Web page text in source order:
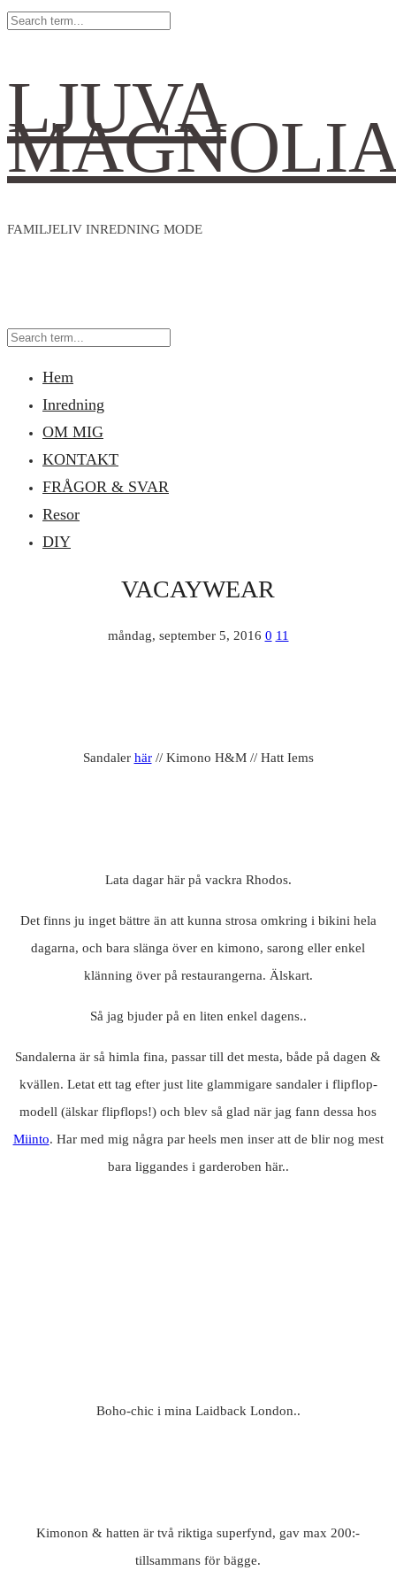
LJUVA
FAMILJELIV INREDNING MODE
Hem
Inredning
OM MIG
KONTAKT
FRÅGOR & SVAR
Resor
DIY
VACAYWEAR
måndag, september 5, 2016 0 11
Sandaler här// Kimono H&M // Hatt Iems
Lata dagar här på vackra Rhodos.
Det finns ju inget bättre än att kunna strosa omkring i bikini hela
dagarna, och bara slänga över en kimono, sarong eller enkel
klänning över på restaurangerna. Älskart.
Så jag bjuder på en liten enkel dagens..
Sandalerna är så himla fina, passar till det mesta, både på dagen &
kvällen. Letat ett tag efter just lite glammigare sandaler i flipflop-
modell (älskar flipflops!) och blev så glad när jag fann dessa hos
Miinto. Har med mig några par heels men inser att de blir nog mest
bara liggandes i garderoben här..
Boho-chic i mina Laidback London..
Kimonon & hatten är två riktiga superfynd, gav max 200:-
tillsammans för bägge.